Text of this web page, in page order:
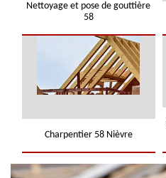
Nettoyage et pose de gouttière
58
Charpentier 58 Nièvre